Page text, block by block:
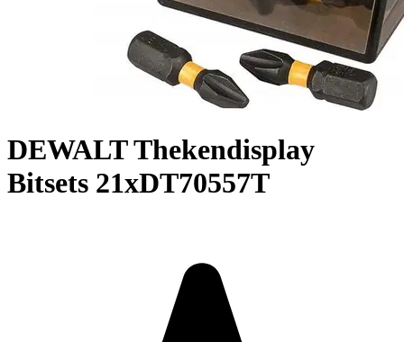
DEWALT Thekendisplay
Bitsets 21xDT70557T